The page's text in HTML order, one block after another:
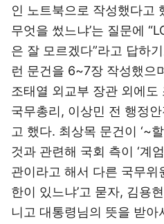
인 노트북으로 작성했다고
무엇을 썼느냐’는 질문에
은 잘 모르겠다”라고 답하
런 문건을 6~7장 작성했으
조태열 외교부 장관 외에
국무총리, 이상민 전 행정
고 했다. 최상목 문건이 ‘~
것과 관련해 국회 측이 ‘계
관이라고 해서 다른 국무위
한이 있느냐’고 묻자, 김용
니고 대통령님의 뜻을 받